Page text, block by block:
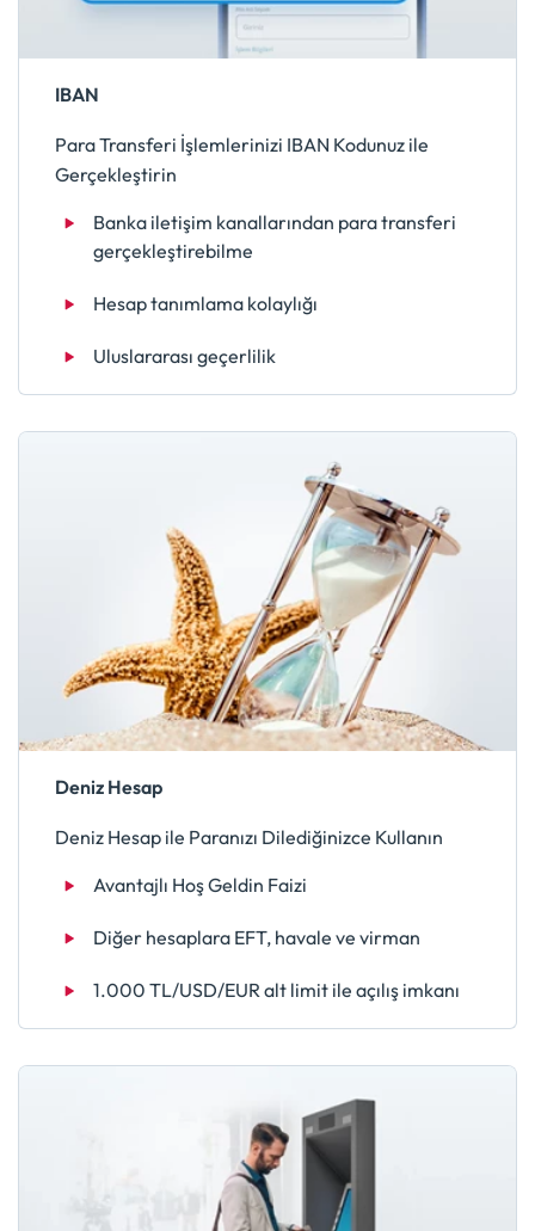
IBAN
Para Transferi İşlemlerinizi IBAN Kodunuz ile
Gerçekleştirin
Banka iletişim kanallarından para transferi
gerçekleştirebilme
Hesap tanımlama kolaylığı
Uluslararası geçerlilik
Deniz Hesap
Deniz Hesap ile Paranızı Dilediğinizce Kullanın
Avantajlı Hoş Geldin Faizi
Diğer hesaplara EFT, havale ve virman
1.000 TL/USD/EUR alt limit ile açılış imkanı